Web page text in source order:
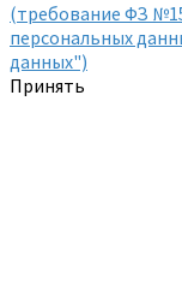
(требование ФЗ
персональных
данных")
Принять